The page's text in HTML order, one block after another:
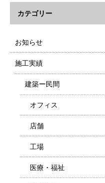
カテゴリー
お知らせ
施工実績
建築ー民間
オフィス
店舗
工場
医療・福祉